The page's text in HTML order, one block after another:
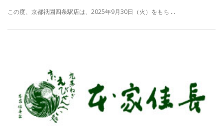
この度、京都祇園四条駅店は、2025年9月30日（火）をもち …